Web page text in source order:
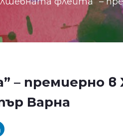
премиерно в
Варна